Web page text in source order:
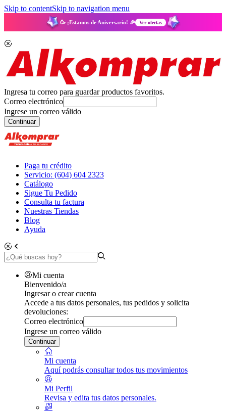
Skip to contentSkip to navigation menu
🥳 ¡Estamos de Aniversario! 🎉 Ver ofertas
Ingresa tu correo para guardar productos favoritos.
Correo electrónico
Ingrese un correo válido
Continuar
Paga tu crédito
Servicio: (604) 604 2323
Catálogo
Sigue Tu Pedido
Consulta tu factura
Nuestras Tiendas
Blog
Ayuda
Mi cuenta
Bienvenido/a
Ingresar o crear cuenta
Accede a tus datos personales, tus pedidos y solicita
devoluciones:
Correo electrónico
Ingrese un correo válido
Continuar
Mi cuenta
Aquí podrás consultar todos tus movimientos
Mi Perfil
Revisa y edita tus datos personales.